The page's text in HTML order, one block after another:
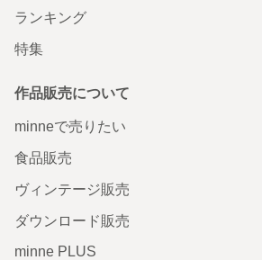
ランキング
特集
作品販売について
minneで売りたい
食品販売
ヴィンテージ販売
ダウンロード販売
minne PLUS